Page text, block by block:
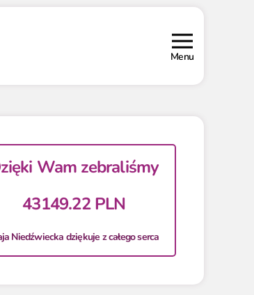
Menu
Wam zebraliśmy
43149.22 PLN
Niedźwiecka dziękuje z całego serca